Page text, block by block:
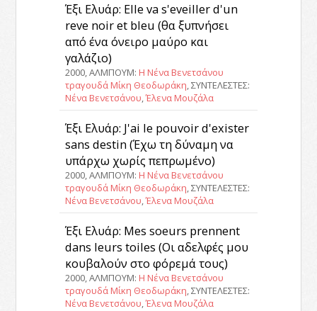
Έξι Ελυάρ: Elle va s'eveiller d'un
reve noir et bleu (θα ξυπνήσει
από ένα όνειρο μαύρο και
γαλάζιο)
2000, ΑΛΜΠΟΥΜ: Η Νένα Βενετσάνου
τραγουδά Μίκη Θεοδωράκη, ΣΥΝΤΕΛΕΣΤΕΣ:
Νένα Βενετσάνου,Έλενα Μουζάλα
Έξι Ελυάρ: J'ai le pouvoir d'exister
sans destin (Έχω τη δύναμη να
υπάρχω χωρίς πεπρωμένο)
2000, ΑΛΜΠΟΥΜ: Η Νένα Βενετσάνου
τραγουδά Μίκη Θεοδωράκη, ΣΥΝΤΕΛΕΣΤΕΣ:
Νένα Βενετσάνου,Έλενα Μουζάλα
Έξι Ελυάρ: Mes soeurs prennent
dans leurs toiles (Οι αδελφές μου
κουβαλούν στο φόρεμά τους)
2000, ΑΛΜΠΟΥΜ: Η Νένα Βενετσάνου
τραγουδά Μίκη Θεοδωράκη, ΣΥΝΤΕΛΕΣΤΕΣ:
Νένα Βενετσάνου,Έλενα Μουζάλα